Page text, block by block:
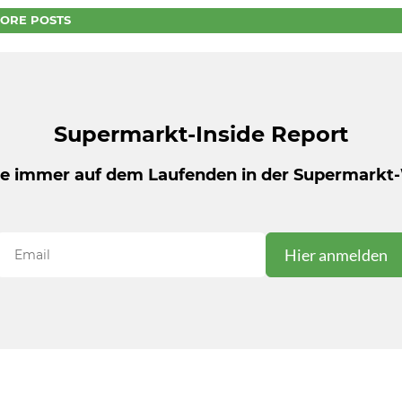
POSTS
Supermarkt-Inside Report
immer auf dem Laufenden in der